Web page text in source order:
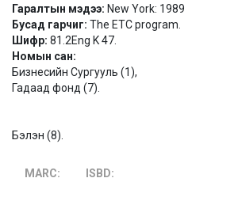
Гаралтын мэдээ: New York: 1989
Бусад гарчиг: The ETC program.
Шифр: 81.2Eng K 47.
Номын сан:
Бизнесийн Сургууль (1),
Гадаад фонд (7).
Бэлэн (8).
MARC: ISBD: